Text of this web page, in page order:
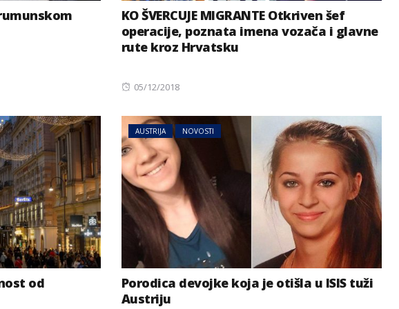
KO ŠVERCUJE MIGRANTE Otkriven šef
operacije, poznata imena vozača i glavne
rute kroz Hrvatsku
Posted
05/12/2018
od
AUSTRIJA NOVOSTI
Porodica devojke koja je otišla u ISIS tuži
Austriju
problemi zbog
vodostaja Dunava
NOVOSTI
Svjetske cijene hrane
ponovo porasle, evo i šta je
najviše poskupjelo